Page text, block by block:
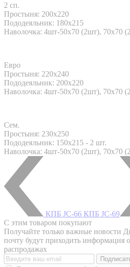
2 сп.
Простыня: 200x220
Пододеяльник: 180x215
Наволочка: 4шт-50х70 (2шт), 70х70
Евро
Простыня: 220x240
Пододеяльник: 200x220
Наволочка: 4шт-50х70 (2шт), 70х70
Сем.
Простыня: 230x250
Пододеяльник: 150x215 - 2 шт.
Наволочка: 4шт-50х70 (2шт), 70х70
КПБ JC-66 КПБ JC-69
С этим товаром покупают
Получайте только важные новости
почту будут приходить информация
распродажах